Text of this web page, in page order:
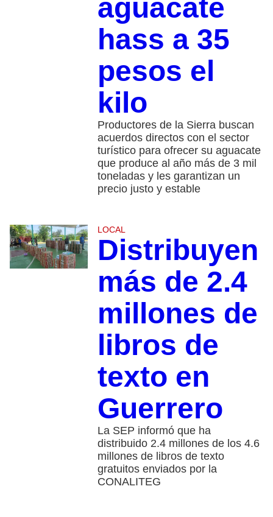
aguacate
hass a 35
pesos el
kilo
Productores de la Sierra buscan
acuerdos directos con el sector
turístico para ofrecer su aguacate
que produce al año más de 3 mil
toneladas y les garantizan un
precio justo y estable
LOCAL
Distribuyen
más de 2.4
millones de
libros de
texto en
Guerrero
La SEP informó que ha
distribuido 2.4 millones de los 4.6
millones de libros de texto
gratuitos enviados por la
CONALITEG